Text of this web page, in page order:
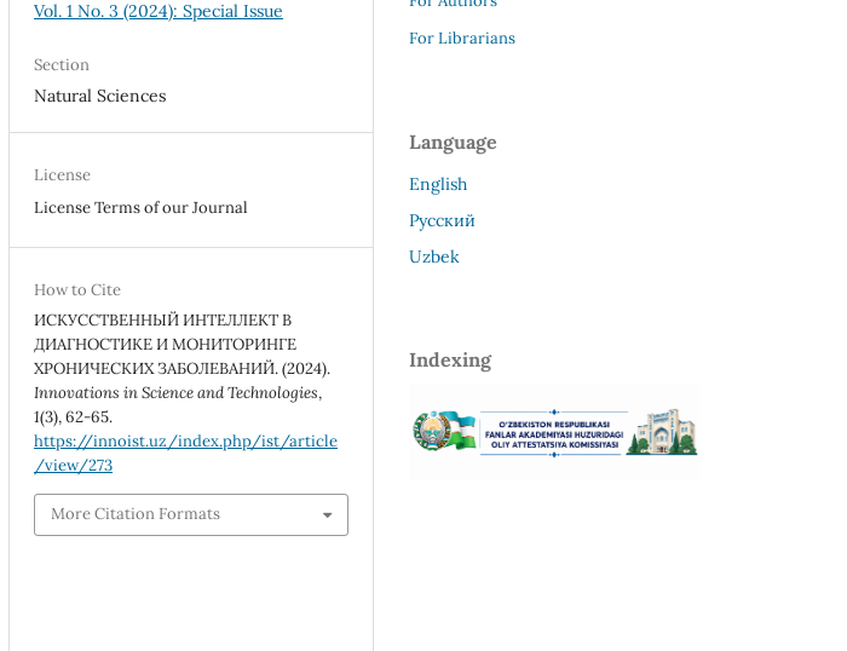
Vol. 1 No. 3 (2024): Special Issue
Section
Natural Sciences
License
License Terms of our Journal
How to Cite
ИСКУССТВЕННЫЙ ИНТЕЛЛЕКТ В
ДИАГНОСТИКЕ И МОНИТОРИНГЕ
ХРОНИЧЕСКИХ ЗАБОЛЕВАНИЙ. (2024).
Innovations in Science and Technologies,
1(3), 62-65.
https://innoist.uz/index.php/ist/article
/view/273
More Citation Formats
For Librarians
Language
English
Русский
Uzbek
Indexing